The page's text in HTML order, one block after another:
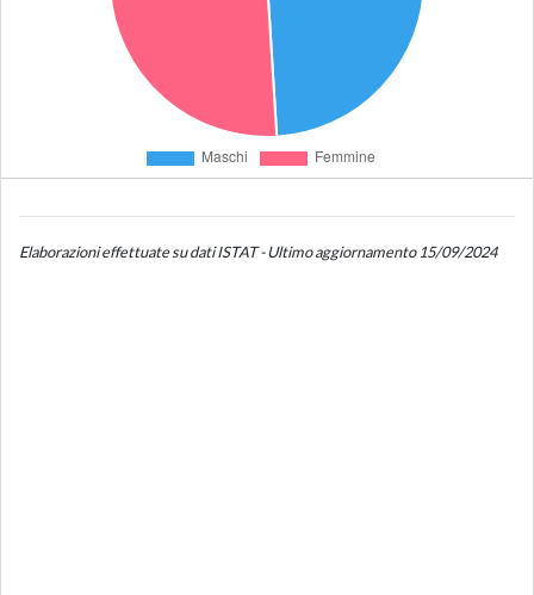
Elaborazioni effettuate su dati ISTAT - Ultimo aggiornamento 15/09/2024